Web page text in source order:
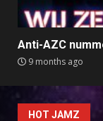
Anti-AZC
9 months ago
HOT JAMZ